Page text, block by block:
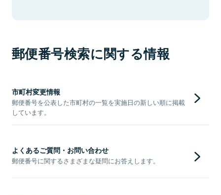
郵便番号検索に関する情報
市町村変更情報
郵便番号を公表した市町村の一覧を実施日の新しい順に掲載
しています。
よくあるご質問・お問い合わせ
郵便番号に関するさまざまな疑問にお答えします。